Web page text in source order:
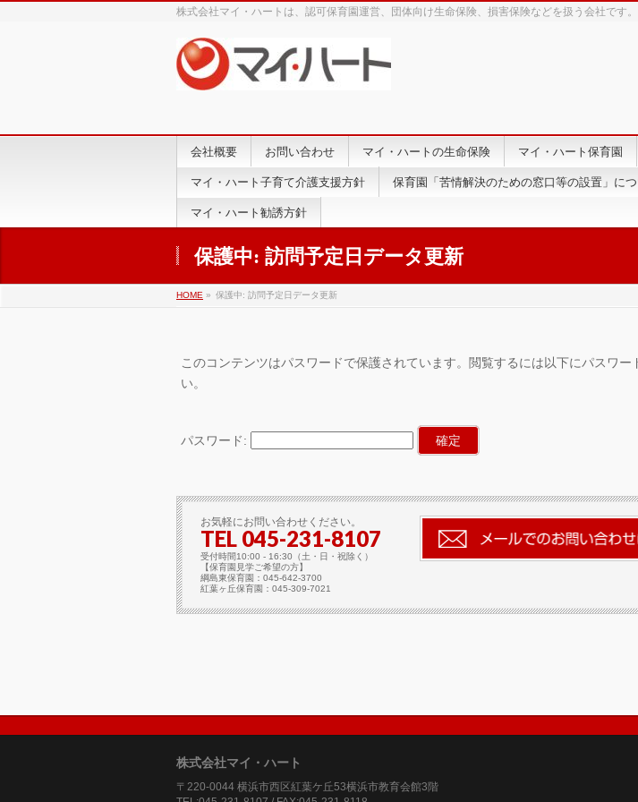
株式会社マイ・ハートは、認可保育園運営、団体向け生命保険、損害保険などを扱う会社です。
会社概要 お問い合わせ マイ・ハートの生命保険 マイ・ハート保育園
マイ・ハート子育て介護支援方針 保育園「苦情解決のための窓口等の設置」に
マイ・ハート勧誘方針
保護中: 訪問予定日データ更新
HOME » 保護中: 訪問予定日データ更新
このコンテンツはパスワードで保護されています。閲覧するには以下にパスワー
い。
パスワード:
お気軽にお問い合わせください。
TEL 045-231-8107
受付時間10:00 - 16:30（土・日・祝除く）
【保育園見学ご希望の方】
綱島東保育園：045-642-3700
紅葉ヶ丘保育園：045-309-7021
株式会社マイ・ハート
〒220-0044 横浜市西区紅葉ケ丘53横浜市教育会館3階